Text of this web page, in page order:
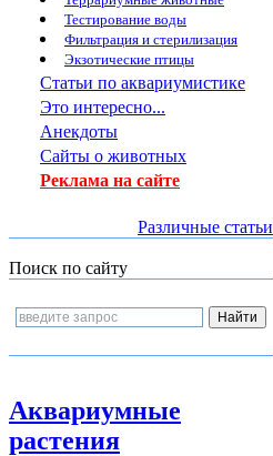
Тестирование воды
Фильтрация и стерилизация
Экзотические птицы
Статьи по аквариумистике
Это интересно...
Анекдоты
Сайты о животных
Реклама на сайте
Различные статьи
Поиск по сайту
Аквариумные
растения